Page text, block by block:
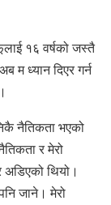
१६ वर्षको जस्तै
म ध्यान दिएर गर्न
नैतिकता भएको
र मेरो
अडिएको थियो।
जाने। मेरो